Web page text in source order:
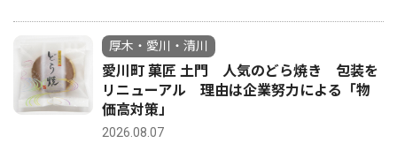
厚木・愛川・清川
愛川町 菓匠 土門 人気のどら焼き 包装を
リニューアル 理由は企業努力による「物
価高対策」
2026.08.07